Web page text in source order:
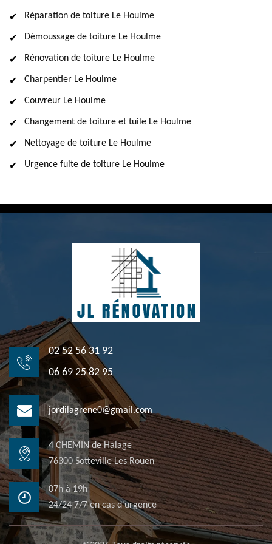
Réparation de toiture Le Houlme
Démoussage de toiture Le Houlme
Rénovation de toiture Le Houlme
Charpentier Le Houlme
Couvreur Le Houlme
Changement de toiture et tuile Le Houlme
Nettoyage de toiture Le Houlme
Urgence fuite de toiture Le Houlme
02 52 56 31 92
06 69 25 82 95
jordilagrene0@gmail.com
4 CHEMIN de Halage
76300 Sotteville Les Rouen
07h à 19h
24/24 7/7 en cas d'urgence